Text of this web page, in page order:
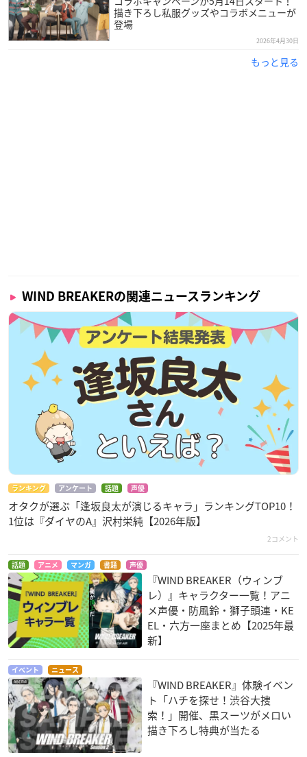
描き下ろし私服グッズやコラボメニューが
登場
2026年4月30日
もっと見る
WIND BREAKERの関連ニュースランキング
ランキング アンケート 話題 声優
オタクが選ぶ「逢坂良太が演じるキャラ」ランキングTOP10！
1位は『ダイヤのA』沢村栄純【2026年版】
2コメント
話題 アニメ マンガ 書籍 声優
『WIND BREAKER（ウィンブ
レ）』キャラクター一覧！アニ
メ声優・防風鈴・獅子頭連・KE
EL・六方一座まとめ【2025年最
新】
イベント ニュース
『WIND BREAKER』体験イベン
ト「ハチを探せ！渋谷大捜
索！」開催、黒スーツがメロい
描き下ろし特典が当たる